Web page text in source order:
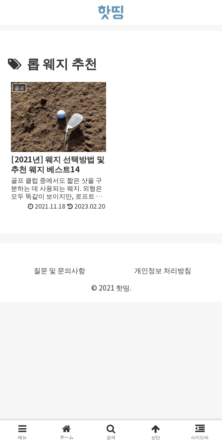
롭 웨지 추천
골프
[2021년] 웨지 선택방법 및
추천 웨지 베스트14
골프 클럽 중에서도 짧은 샷을 구
분하는 데 사용되는 웨지. 외형은
모두 똑같이 보이지만, 로프트 각
도와 솔의 넓이 등은 모델에 따라
다양해서, 특히 초보자는 어떤 모
2021.11.18 2023.02.20
질문 및 문의사항
개인정보 처리방침
© 2021 핫띵.
메뉴 ホーム 검색 상단 사이드바